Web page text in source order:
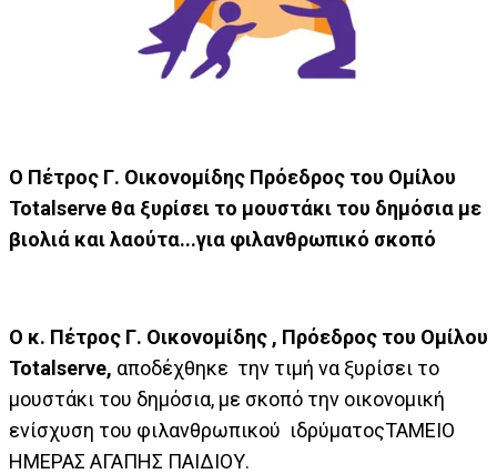
O Πέτρος Γ. Οικονομίδης Πρόεδρος του Ομίλου
Totalserve θα ξυρίσει το μουστάκι του δημόσια με
βιολιά και λαούτα...για φιλανθρωπικό σκοπό
Ο κ. Πέτρος Γ. Οικονομίδης , Πρόεδρος του Ομίλου
Totalserve, αποδέχθηκε την τιμή να ξυρίσει το
μουστάκι του δημόσια, με σκοπό την οικονομική
ενίσχυση του φιλανθρωπικού ιδρύματοςΤΑΜΕΙΟ
ΗΜΕΡΑΣ ΑΓΑΠΗΣ ΠΑΙΔΙΟΥ.